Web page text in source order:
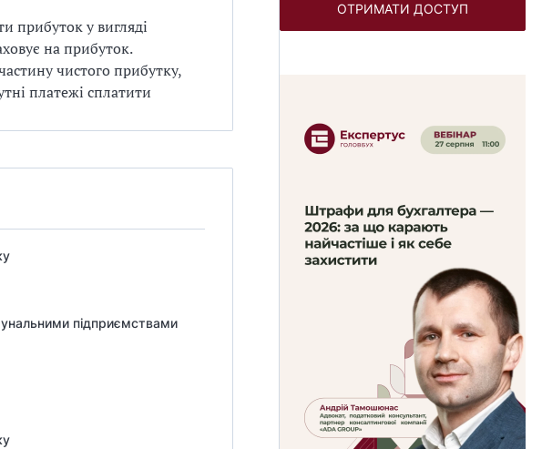
прибуток у вигляді
на прибуток.
чистого прибутку,
платежі сплатити
підприємствами
ОТРИМАТИ ДОСТУП